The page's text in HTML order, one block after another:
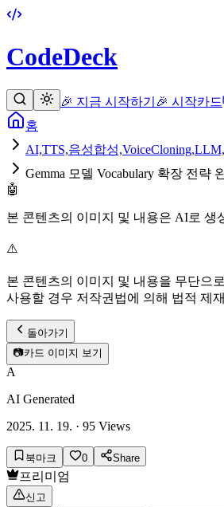
CodeDeck
🎉 지금 시작하기 🎉 시작카드
홈
AI,TTS,음성합성
Gemma 모델 Vocabulary 확장 전략
🤖
본 콘텐츠의 이미지 및 내용은 AI로 생
⚠️
본 콘텐츠의 이미지 및 내용을 무단으
사용할 경우 저작권법에 의해 법적 제
돌아가기
📷카드 이미지 보기
A
AI Generated
2025. 11. 19. · 95 Views
북마크 0 Share
프리미엄
신고